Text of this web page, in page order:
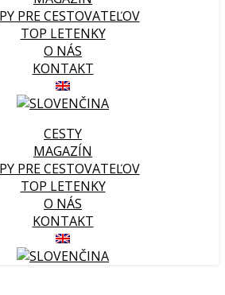
PRE CESTOVATEĽOV
TOP LETENKY
O NÁS
KONTAKT
CESTY
MAGAZÍN
PRE CESTOVATEĽOV
TOP LETENKY
O NÁS
KONTAKT